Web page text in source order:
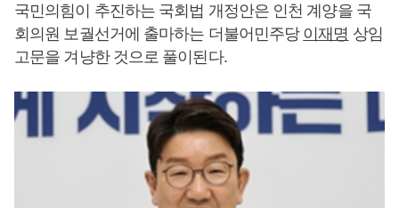
국민의힘이 추진하는 국회법 개정안은 인천 계양을 국
회의원 보궐선거에 출마하는 더불어민주당 이재명 상임
고문을 겨냥한 것으로 풀이된다.